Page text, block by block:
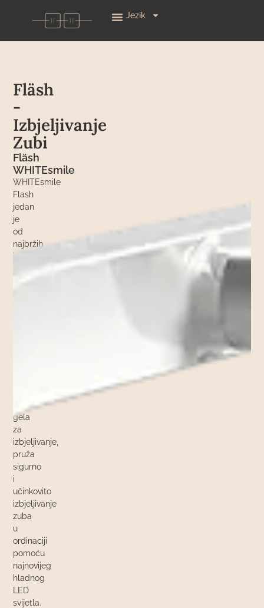
Jezik
Fläsh
-
Izbjeljivanje
Zubi
Fläsh
WHITEsmile
WHITEsmile
Flash
jedan
je
od
najbržih
i
najsigurnijih
sistema
gela
za
izbjeljivanje,
pruža
sigurno
i
učinkovito
izbjeljivanje
zuba
u
ordinaciji
pomoću
najnovijeg
hladnog
LED
svijetla.